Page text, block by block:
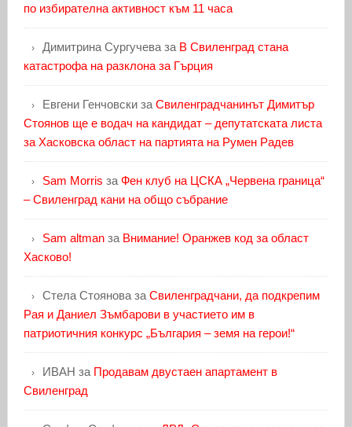
по избирателна активност към 11 часа
Димитрина Сургучеваза В Свиленград стана
катастрофа на разклона за Гърция
Евгени Генчовскиза Свиленградчанинът Димитър
Стоянов ще е водач на кандидат – депутатската листа
за Хасковска област на партията на Румен Радев
Sam Morris за Фен клуб на ЦСКА „Червена граница“
– Свиленград кани на общо събрание
Sam altmanза Внимание! Оранжев код за област
Хасково!
Стела Стояноваза Свиленградчани, да подкрепим
Рая и Даниел Зъмбарови в участието им в
патриотичния конкурс „България – земя на герои!“
ИВАН за Продавам двустаен апартамент в
Свиленград